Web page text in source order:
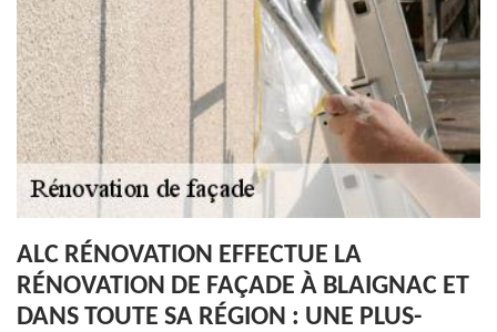
ALC RÉNOVATION EFFECTUE LA
RÉNOVATION DE FAÇADE À BLAIGNAC ET
DANS TOUTE SA RÉGION : UNE PLUS-